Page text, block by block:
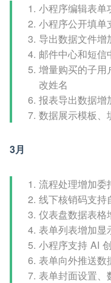
小程序编辑表单
小程序公开填单
导出数据文件增
邮件中心和短信
增量购买的子用
改姓名
报表导出数据增
数据展示模板、
3月
流程处理增加委
线下核销码支持
仪表盘数据表格
表单列表增加显
小程序支持 AI
表单向外推送数
表单封面设置、